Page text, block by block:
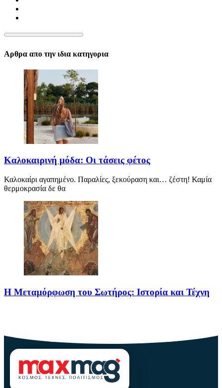
Αρθρα απο την ιδια κατηγορια
Καλοκαιρινή μόδα: Οι τάσεις φέτος
Καλοκαίρι αγαπημένο. Παραλίες, ξεκούραση και… ζέστη! Καμία
θερμοκρασία δε θα
Η Μεταμόρφωση του Σωτήρος: Ιστορία και Τέχνη